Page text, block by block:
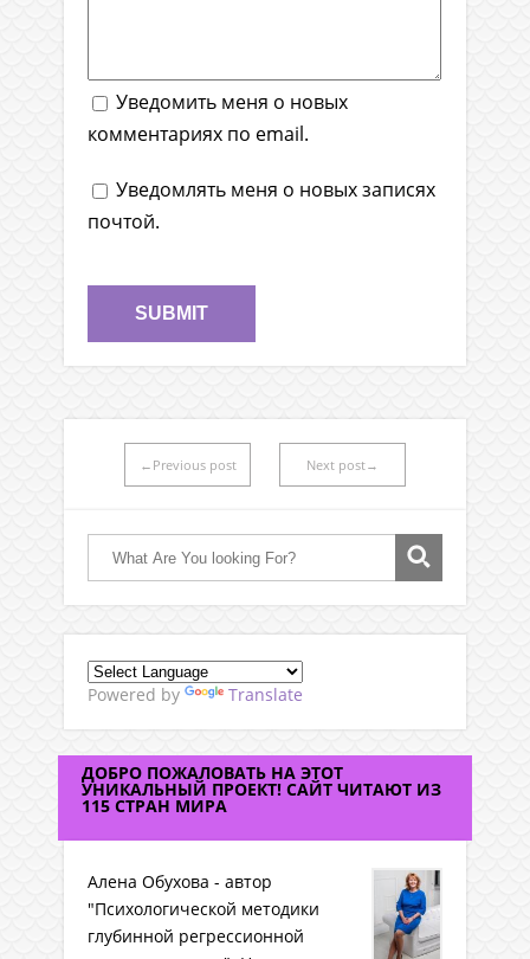
Уведомить меня о новых
комментариях по email.
Уведомлять меня о новых записях
почтой.
←Previous post Next post→
Powered by Translate
ДОБРО ПОЖАЛОВАТЬ НА ЭТОТ
УНИКАЛЬНЫЙ ПРОЕКТ! САЙТ ЧИТАЮТ ИЗ
115 СТРАН МИРА
Алена Обухова - автор
"Психологической методики
глубинной регрессионной